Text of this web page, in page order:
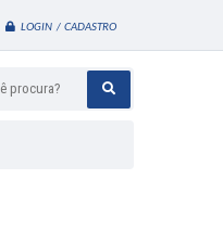
LOGIN / CADASTRO